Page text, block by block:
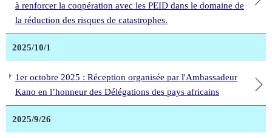
à renforcer la coopération avec les PEID dans le domaine de
la réduction des risques de catastrophes.
2025/10/1
1er octobre 2025 : Réception organisée par l'Ambassadeur
Kano en l’honneur des Délégations des pays africains
2025/9/26